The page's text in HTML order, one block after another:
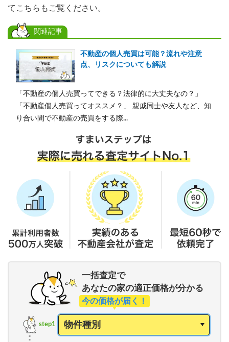
てこちらもご覧ください。
関連記事
不動産の個人売買は可能？流れや注意
点、リスクについても解説
「不動産の個人売買ってできる？法律的に大丈夫なの？」
「不動産個人売買ってオススメ？」 親戚同士や友人など、知
り合い間で不動産の売買をする際...
一括査定で
あなたの家の適正価格が分かる
今の価格が届く！
step1